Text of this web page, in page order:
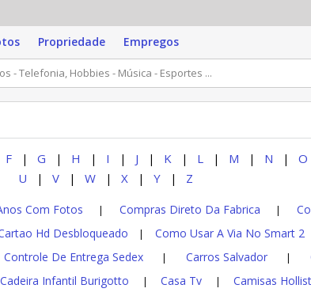
Propriedade Empregos
F | G | H | I | J | K | L | M | N | O
U | V | W | X | Y | Z
Com Fotos | Compras Direto Da Fabrica |
Hd Desbloqueado | Como Usar A Via No Smart 2
Controle De Entrega Sedex | Carros Salvador |
Cadeira Infantil Burigotto | Casa Tv | Camisas